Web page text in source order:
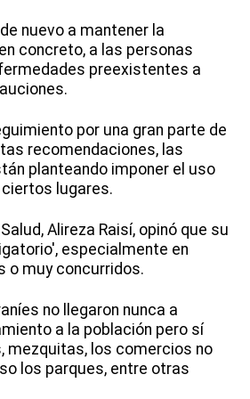
nuevo a mantener la
concreto, a las personas
preexistentes a
por una gran parte de
recomendaciones, las
planteando imponer el uso
lugares.
Alireza Raisí, opinó que su
especialmente en
o muy concurridos.
no llegaron nunca a
a la población pero sí
mezquitas, los comercios no
los parques, entre otras